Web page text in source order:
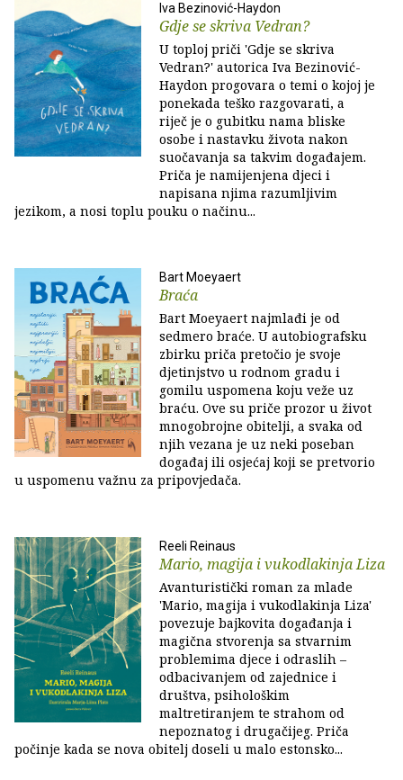
Iva Bezinović-Haydon
Gdje se skriva Vedran?
U toploj priči 'Gdje se skriva
Vedran?' autorica Iva Bezinović-
Haydon progovara o temi o kojoj je
ponekada teško razgovarati, a
riječ je o gubitku nama bliske
osobe i nastavku života nakon
suočavanja sa takvim događajem.
Priča je namijenjena djeci i
napisana njima razumljivim
jezikom, a nosi toplu pouku o načinu...
Bart Moeyaert
Braća
Bart Moeyaert najmlađi je od
sedmero braće. U autobiografsku
zbirku priča pretočio je svoje
djetinjstvo u rodnom gradu i
gomilu uspomena koju veže uz
braću. Ove su priče prozor u život
mnogobrojne obitelji, a svaka od
njih vezana je uz neki poseban
događaj ili osjećaj koji se pretvorio
u uspomenu važnu za pripovjedača.
Reeli Reinaus
Mario, magija i vukodlakinja Liza
Avanturistički roman za mlade
'Mario, magija i vukodlakinja Liza'
povezuje bajkovita događanja i
magična stvorenja sa stvarnim
problemima djece i odraslih –
odbacivanjem od zajednice i
društva, psihološkim
maltretiranjem te strahom od
nepoznatog i drugačijeg. Priča
počinje kada se nova obitelj doseli u malo estonsko...